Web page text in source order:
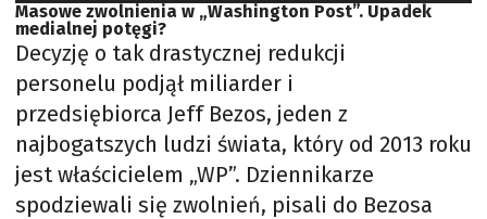
Masowe zwolnienia w „Washington Post”. Upadek
medialnej potęgi?
Decyzję o tak drastycznej redukcji
personelu podjął miliarder i
przedsiębiorca Jeff Bezos, jeden z
najbogatszych ludzi świata, który od 2013 roku
jest właścicielem „WP”. Dziennikarze
spodziewali się zwolnień, pisali do Bezosa